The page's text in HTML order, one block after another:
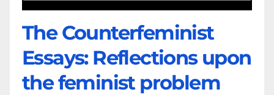
The Counter­feminist
Essays: Reflections upon
the feminist problem